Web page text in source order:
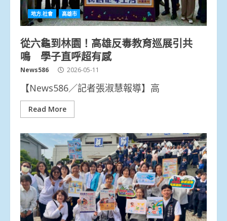
地方.社會 高雄市
從六龜到林園！高雄反毒教育巡展引共
鳴 學子直呼超有感
News586 2026-05-11
【News586／記者張淑慧報導】高
Read More